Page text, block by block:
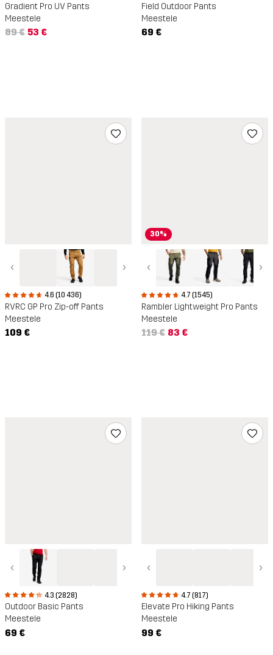
Gradient Pro UV Pants
Meestele
89 € 53 €
Field Outdoor Pants
Meestele
69 €
‹ ›
4.6 (10 436)
RVRC GP Pro Zip-off Pants
Meestele
109 €
30%
‹ ›
4.7 (1545)
Rambler Lightweight Pro Pants
Meestele
119 € 83 €
‹ ›
4.3 (2828)
Outdoor Basic Pants
Meestele
69 €
‹ ›
4.7 (817)
Elevate Pro Hiking Pants
Meestele
99 €